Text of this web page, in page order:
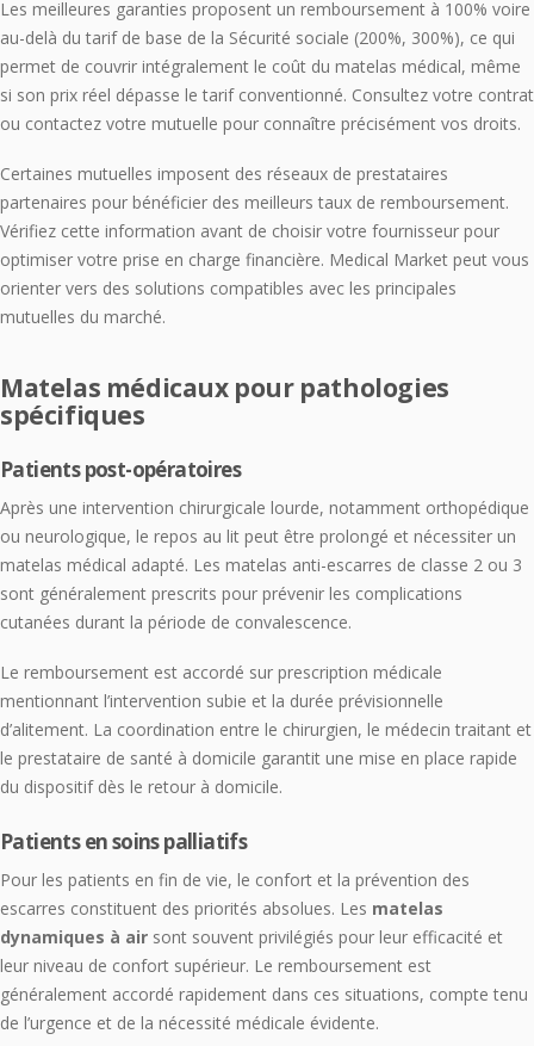
Les meilleures garanties proposent un remboursement à 100% voire
au-delà du tarif de base de la Sécurité sociale (200%, 300%), ce qui
permet de couvrir intégralement le coût du matelas médical, même
si son prix réel dépasse le tarif conventionné. Consultez votre contrat
ou contactez votre mutuelle pour connaître précisément vos droits.
Certaines mutuelles imposent des réseaux de prestataires
partenaires pour bénéficier des meilleurs taux de remboursement.
Vérifiez cette information avant de choisir votre fournisseur pour
optimiser votre prise en charge financière. Medical Market peut vous
orienter vers des solutions compatibles avec les principales
mutuelles du marché.
Matelas médicaux pour pathologies
spécifiques
Patients post-opératoires
Après une intervention chirurgicale lourde, notamment orthopédique
ou neurologique, le repos au lit peut être prolongé et nécessiter un
matelas médical adapté. Les matelas anti-escarres de classe 2 ou 3
sont généralement prescrits pour prévenir les complications
cutanées durant la période de convalescence.
Le remboursement est accordé sur prescription médicale
mentionnant l’intervention subie et la durée prévisionnelle
d’alitement. La coordination entre le chirurgien, le médecin traitant et
le prestataire de santé à domicile garantit une mise en place rapide
du dispositif dès le retour à domicile.
Patients en soins palliatifs
Pour les patients en fin de vie, le confort et la prévention des
escarres constituent des priorités absolues. Les matelas
dynamiques à air sont souvent privilégiés pour leur efficacité et
leur niveau de confort supérieur. Le remboursement est
généralement accordé rapidement dans ces situations, compte tenu
de l’urgence et de la nécessité médicale évidente.